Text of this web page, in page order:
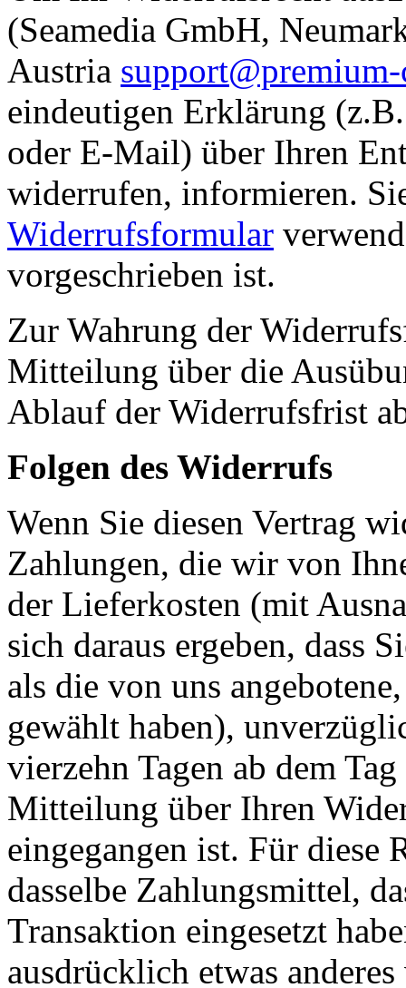
(Seamedia GmbH,
Austria
eindeutigen Erklärung
oder E-Mail) über Ihren
widerrufen, informieren.
Widerrufsformular
vorgeschrieben ist.
Zur Wahrung der
Mitteilung über die
Ablauf der Widerrufsfrist
Folgen des Widerrufs
Wenn Sie diesen Vertrag
Zahlungen, die wir von
der Lieferkosten (mit
sich daraus ergeben, dass
als die von uns
gewählt haben),
vierzehn Tagen ab dem
Mitteilung über Ihren
eingegangen ist. Für diese
dasselbe Zahlungsmittel,
Transaktion eingesetzt
ausdrücklich etwas